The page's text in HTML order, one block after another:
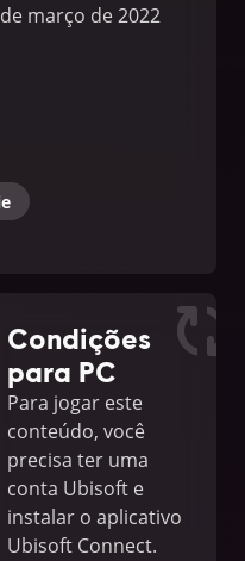
março de 2022
Condições
para PC
Para jogar este
conteúdo, você
precisa ter uma
conta Ubisoft e
instalar o aplicativo
Ubisoft Connect.